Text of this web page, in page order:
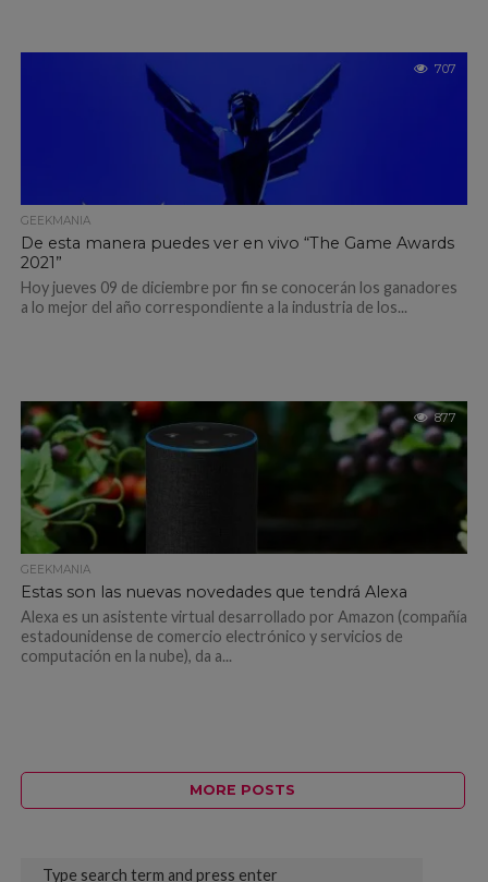
707
GEEKMANIA
De esta manera puedes ver en vivo “The Game Awards
2021”
Hoy jueves 09 de diciembre por fin se conocerán los ganadores
a lo mejor del año correspondiente a la industria de los...
877
GEEKMANIA
Estas son las nuevas novedades que tendrá Alexa
Alexa es un asistente virtual desarrollado por Amazon (compañía
estadounidense de comercio electrónico y servicios de
computación en la nube), da a...
MORE POSTS